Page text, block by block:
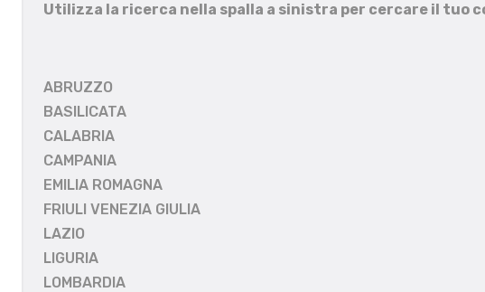
Utilizza la ricerca nella spalla a sinistra per cercare il tuo
ABRUZZO
BASILICATA
CALABRIA
CAMPANIA
EMILIA ROMAGNA
FRIULI VENEZIA GIULIA
LAZIO
LIGURIA
LOMBARDIA